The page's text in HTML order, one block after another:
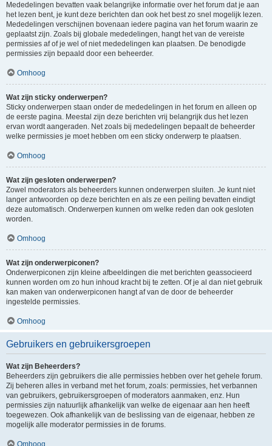
Mededelingen bevatten vaak belangrijke informatie over het forum dat je aan
het lezen bent, je kunt deze berichten dan ook het best zo snel mogelijk lezen.
Mededelingen verschijnen bovenaan iedere pagina van het forum waarin ze
geplaatst zijn. Zoals bij globale mededelingen, hangt het van de vereiste
permissies af of je wel of niet mededelingen kan plaatsen. De benodigde
permissies zijn bepaald door een beheerder.
Omhoog
Wat zijn sticky onderwerpen?
Sticky onderwerpen staan onder de mededelingen in het forum en alleen op
de eerste pagina. Meestal zijn deze berichten vrij belangrijk dus het lezen
ervan wordt aangeraden. Net zoals bij mededelingen bepaalt de beheerder
welke permissies je moet hebben om een sticky onderwerp te plaatsen.
Omhoog
Wat zijn gesloten onderwerpen?
Zowel moderators als beheerders kunnen onderwerpen sluiten. Je kunt niet
langer antwoorden op deze berichten en als ze een peiling bevatten eindigt
deze automatisch. Onderwerpen kunnen om welke reden dan ook gesloten
worden.
Omhoog
Wat zijn onderwerpiconen?
Onderwerpiconen zijn kleine afbeeldingen die met berichten geassocieerd
kunnen worden om zo hun inhoud kracht bij te zetten. Of je al dan niet gebruik
kan maken van onderwerpiconen hangt af van de door de beheerder
ingestelde permissies.
Omhoog
Gebruikers en gebruikersgroepen
Wat zijn Beheerders?
Beheerders zijn gebruikers die alle permissies hebben over het gehele forum.
Zij beheren alles in verband met het forum, zoals: permissies, het verbannen
van gebruikers, gebruikersgroepen of moderators aanmaken, enz. Hun
permissies zijn natuurlijk afhankelijk van welke de eigenaar aan hen heeft
toegewezen. Ook afhankelijk van de beslissing van de eigenaar, hebben ze
mogelijk alle moderator permissies in de forums.
Omhoog